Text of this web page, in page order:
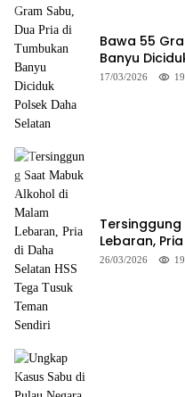
Bawa 55
Banyu
17/03/2026
Lebaran,
Tusuk Teman
26/03/2026